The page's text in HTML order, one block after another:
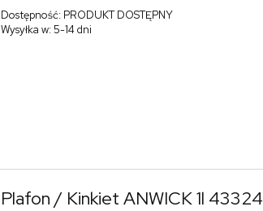
Dostępność: PRODUKT DOSTĘPNY
Wysyłka w:5-14 dni
Plafon / Kinkiet ANWICK 1l 43324